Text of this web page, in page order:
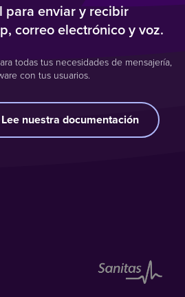
para enviar y recibir
correo electrónico y voz.
todas tus necesidades de mensajería,
con tus usuarios.
Lee nuestra documentación